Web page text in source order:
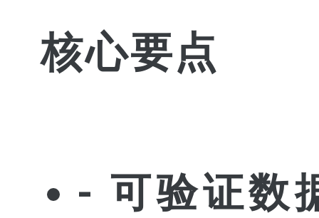
核心要点
- 可验证数